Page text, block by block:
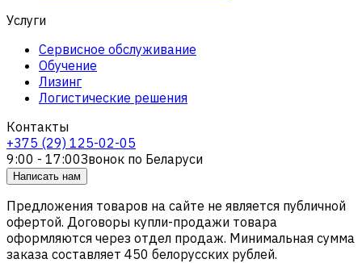
Услуги
Сервисное обслуживание
Обучение
Лизинг
Логистические решения
Контакты
+375 (29) 125-02-05
9:00 - 17:00Звонок по Беларуси
Написать нам
Предложения товаров на сайте не является публичной
офертой. Договоры купли-продажи товара
оформляются через отдел продаж. Минимальная сумма
заказа составляет 450 белорусских рублей.